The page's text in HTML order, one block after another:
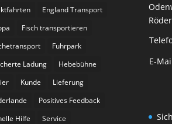
England Transport
Fisch transportieren
Fuhrpark
Ladung
Hebebühne
Kunde
Lieferung
Positives Feedback
Hilfe
Service
E-